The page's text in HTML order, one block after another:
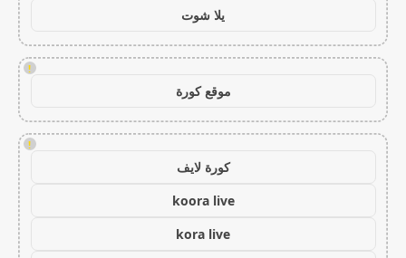
يلا شوت
!
موقع كورة
!
كورة لايف
koora live
kora live